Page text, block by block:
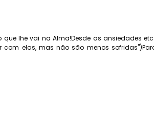
lhe vai na Alma!Desde as ansiedades
com elas, mas não são menos